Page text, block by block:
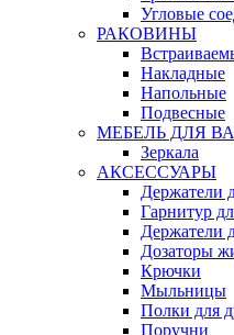
Угловые
РАКОВИНЫ
Накладные
Напольные
Подвесные
МЕБЕЛЬ ДЛЯ
Зеркала
АКСЕССУАРЫ
Держатели
Гарнитур
Держатели
Дозаторы
Крючки
Мыльницы
Полки для
Поручни